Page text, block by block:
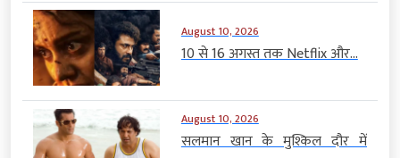
August 10, 2026
10 से 16 अगस्त तक Netflix और...
August 10, 2026
सलमान खान के मुश्किल दौर में